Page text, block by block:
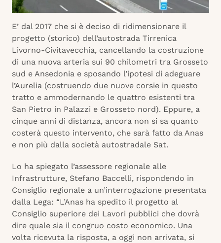
E’ dal 2017 che si è deciso di ridimensionare il
progetto (storico) dell’autostrada Tirrenica
Livorno-Civitavecchia, cancellando la costruzione
di una nuova arteria sui 90 chilometri tra Grosseto
sud e Ansedonia e sposando l’ipotesi di adeguare
l’Aurelia (costruendo due nuove corsie in questo
tratto e ammodernando le quattro esistenti tra
San Pietro in Palazzi e Grosseto nord). Eppure, a
cinque anni di distanza, ancora non si sa quanto
costerà questo intervento, che sarà fatto da Anas
e non più dalla società autostradale Sat.
Lo ha spiegato l’assessore regionale alle
Infrastrutture, Stefano Baccelli, rispondendo in
Consiglio regionale a un’interrogazione presentata
dalla Lega: “L’Anas ha spedito il progetto al
Consiglio superiore dei Lavori pubblici che dovrà
dire quale sia il congruo costo economico. Una
volta ricevuta la risposta, a oggi non arrivata, si